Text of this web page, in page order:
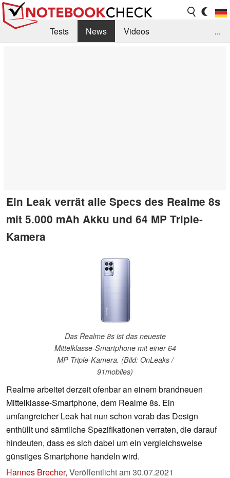
Tests News
Videos
...
Ein Leak verrät alle Specs des Realme 8s
mit 5.000 mAh Akku und 64 MP Triple-
Kamera
Das Realme 8s ist das neueste
Mittelklasse-Smartphone mit einer 64
MP Triple-Kamera. (Bild: OnLeaks /
91mobiles)
Realme arbeitet derzeit ofenbar an einem brandneuen
Mittelklasse-Smartphone, dem Realme 8s. Ein
umfangreicher Leak hat nun schon vorab das Design
enthüllt und sämtliche Spezifikationen verraten, die darauf
hindeuten, dass es sich dabei um ein vergleichsweise
günstiges Smartphone handeln wird.
Hannes Brecher, Veröffentlicht am30.07.2021